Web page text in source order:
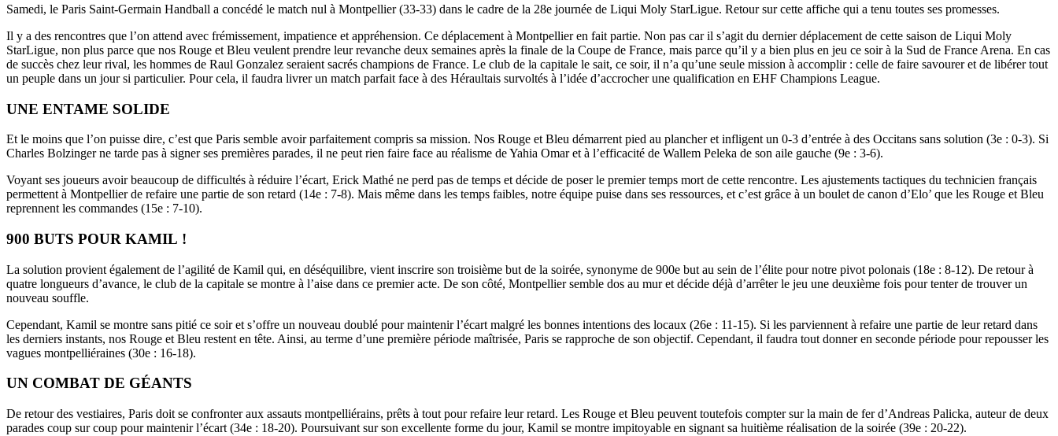
Samedi, le Paris Saint-Germain Handball a concédé le match nul à Montpellier (33-33) dans le cadre de la 28e journée de Liqui Moly StarLigue. Retour sur cette affiche qui a tenu toutes ses promesses.
Il y a des rencontres que l’on attend avec frémissement, impatience et appréhension. Ce déplacement à Montpellier en fait partie. Non pas car il s’agit du dernier déplacement de cette saison de Liqui Moly
StarLigue, non plus parce que nos Rouge et Bleu veulent prendre leur revanche deux semaines après la finale de la Coupe de France, mais parce qu’il y a bien plus en jeu ce soir à la Sud de France Arena. En cas
de succès chez leur rival, les hommes de Raul Gonzalez seraient sacrés champions de France. Le club de la capitale le sait, ce soir, il n’a qu’une seule mission à accomplir : celle de faire savourer et de libérer tout
un peuple dans un jour si particulier. Pour cela, il faudra livrer un match parfait face à des Héraultais survoltés à l’idée d’accrocher une qualification en EHF Champions League.
UNE ENTAME SOLIDE
Et le moins que l’on puisse dire, c’est que Paris semble avoir parfaitement compris sa mission. Nos Rouge et Bleu démarrent pied au plancher et infligent un 0-3 d’entrée à des Occitans sans solution (3e : 0-3). Si
Charles Bolzinger ne tarde pas à signer ses premières parades, il ne peut rien faire face au réalisme de Yahia Omar et à l’efficacité de Wallem Peleka de son aile gauche (9e : 3-6).
Voyant ses joueurs avoir beaucoup de difficultés à réduire l’écart, Erick Mathé ne perd pas de temps et décide de poser le premier temps mort de cette rencontre. Les ajustements tactiques du technicien français
permettent à Montpellier de refaire une partie de son retard (14e : 7-8). Mais même dans les temps faibles, notre équipe puise dans ses ressources, et c’est grâce à un boulet de canon d’Elo’ que les Rouge et Bleu
reprennent les commandes (15e : 7-10).
900 BUTS POUR KAMIL !
La solution provient également de l’agilité de Kamil qui, en déséquilibre, vient inscrire son troisième but de la soirée, synonyme de 900e but au sein de l’élite pour notre pivot polonais (18e : 8-12). De retour à
quatre longueurs d’avance, le club de la capitale se montre à l’aise dans ce premier acte. De son côté, Montpellier semble dos au mur et décide déjà d’arrêter le jeu une deuxième fois pour tenter de trouver un
nouveau souffle.
Cependant, Kamil se montre sans pitié ce soir et s’offre un nouveau doublé pour maintenir l’écart malgré les bonnes intentions des locaux (26e : 11-15). Si les parviennent à refaire une partie de leur retard dans
les derniers instants, nos Rouge et Bleu restent en tête. Ainsi, au terme d’une première période maîtrisée, Paris se rapproche de son objectif. Cependant, il faudra tout donner en seconde période pour repousser les
vagues montpelliéraines (30e : 16-18).
UN COMBAT DE GÉANTS
De retour des vestiaires, Paris doit se confronter aux assauts montpelliérains, prêts à tout pour refaire leur retard. Les Rouge et Bleu peuvent toutefois compter sur la main de fer d’Andreas Palicka, auteur de deux
parades coup sur coup pour maintenir l’écart (34e : 18-20). Poursuivant sur son excellente forme du jour, Kamil se montre impitoyable en signant sa huitième réalisation de la soirée (39e : 20-22).